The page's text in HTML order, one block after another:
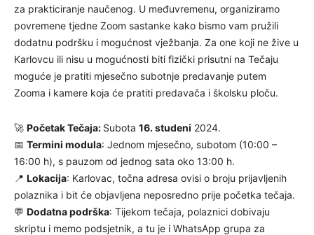
za prakticiranje naučenog. U međuvremenu, organiziramo
povremene tjedne Zoom sastanke kako bismo vam pružili
dodatnu podršku i mogućnost vježbanja. Za one koji ne žive u
Karlovcu ili nisu u mogućnosti biti fizički prisutni na Tečaju
moguće je pratiti mjesečno subotnje predavanje putem
Zooma i kamere koja će pratiti predavača i školsku ploču.
🚀 Početak Tečaja: Subota 16. studeni 2024.
📅 Termini modula: Jednom mjesečno, subotom (10:00 –
16:00 h), s pauzom od jednog sata oko 13:00 h.
📍 Lokacija: Karlovac, točna adresa ovisi o broju prijavljenih
polaznika i bit će objavljena neposredno prije početka tečaja.
💬 Dodatna podrška: Tijekom tečaja, polaznici dobivaju
skriptu i memo podsjetnik, a tu je i WhatsApp grupa za